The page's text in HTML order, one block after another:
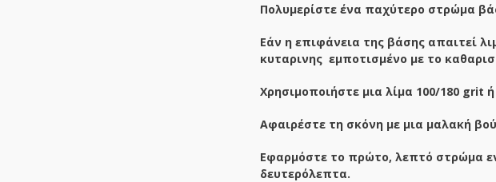
Πολυμερίστε ένα παχύτερο στρώμα
Εάν η επιφάνεια της βάσης απαιτεί
κυταρινης εμποτισμένο με το
Χρησιμοποιήστε μια λίμα 100/180 grit
Αφαιρέστε τη σκόνη με μια μαλακή
Εφαρμόστε το πρώτο, λεπτό στρώμα
δευτερόλεπτα.